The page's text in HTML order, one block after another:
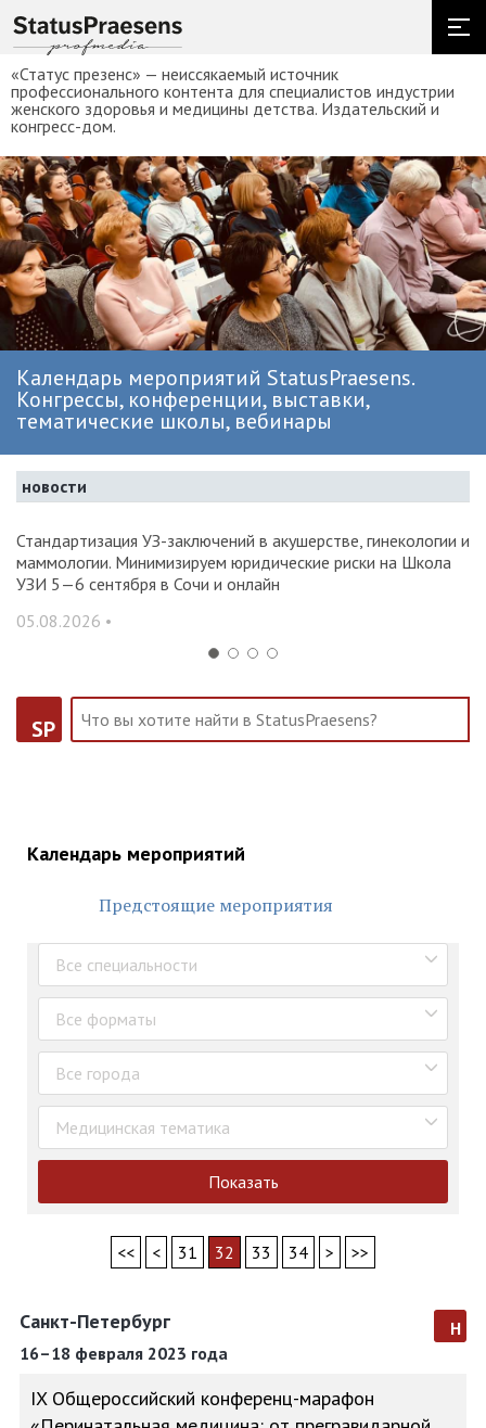
«Статус презенс» — неиссякаемый источник
профессионального контента для специалистов индустрии
женского здоровья и медицины детства. Издательский и
конгресс-дом.
Календарь мероприятий StatusPraesens.
Конгрессы, конференции, выставки,
тематические школы, вебинары
новости
Стандартизация УЗ-заключений в акушерстве, гинекологии и
маммологии. Минимизируем юридические риски на Школа
УЗИ 5—6 сентября в Сочи и онлайн
05.08.2026 •
SP
Календарь мероприятий
Предстоящие мероприятия
Все специальности
Все форматы
Все города
Медицинская тематика
Показать
<< < 31 32 33 34 > >>
Санкт-Петербург
16–18 февраля 2023 года
н
IX Общероссийский конференц-марафон